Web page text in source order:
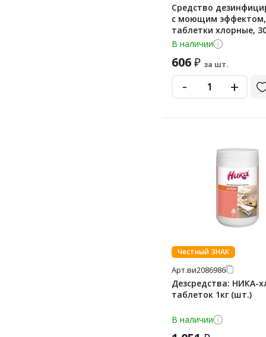
Средство
с моющим эффектом,
таблетки хлорные,
кг, ЛАЙМАДЕЗ, 701874
В наличии
606₽ за шт.
- +
Честный ЗНАК
Арт.ви2086986
Дезсредства: НИКА-
таблеток 1кг (шт.)
В наличии